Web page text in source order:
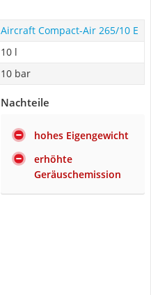
Aircraft Compact-Air 265/10 E
10 l
10 bar
Nachteile
hohes Eigengewicht
erhöhte
Geräuschemission